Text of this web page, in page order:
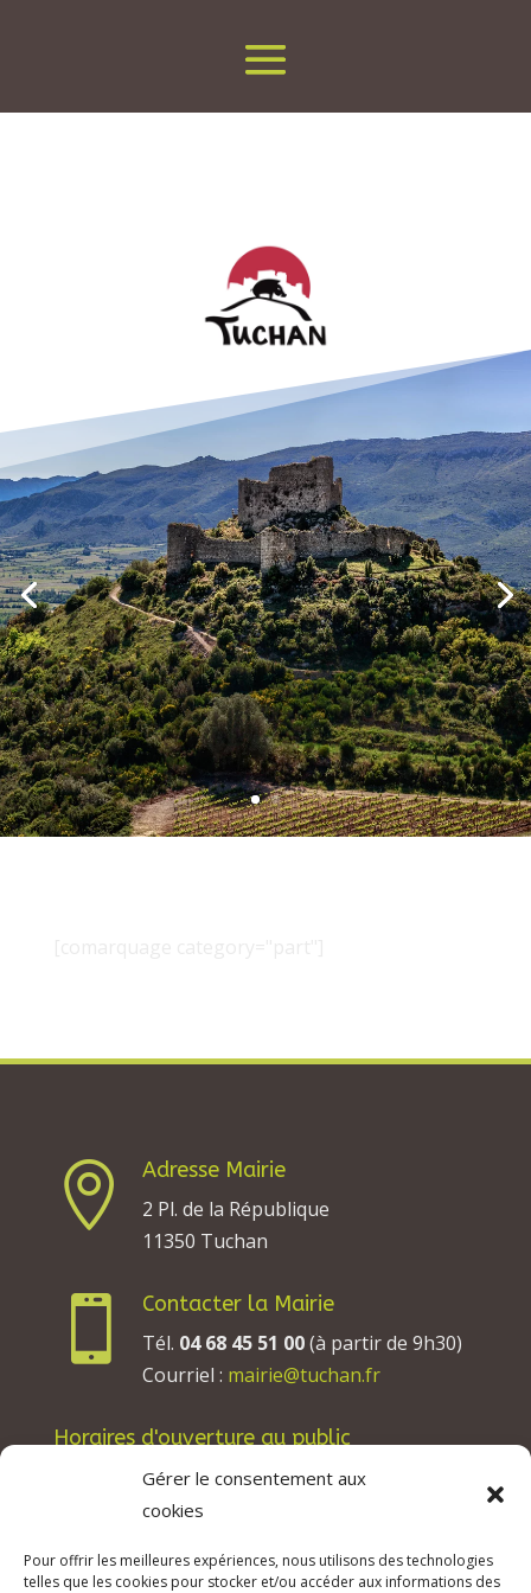
Gérer le consentement aux
cookies
Pour offrir les meilleures expériences, nous utilisons des technologies
telles que les cookies pour stocker et/ou accéder aux informations des

Adresse Mairie
2 Pl. de la République
11350 Tuchan

Contacter la Mairie
Tél. 04 68 45 51 00(à partir de 9h30)
Courriel : mairie@tuchan.fr
Horaires d'ouverture au public
Les lundis, mardis et jeudis : de 8h à 12h et de
13h30 à 17h30.
Les vendredis : de 8h à 12h.